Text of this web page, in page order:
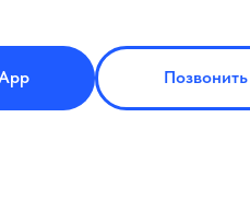
Позвонить